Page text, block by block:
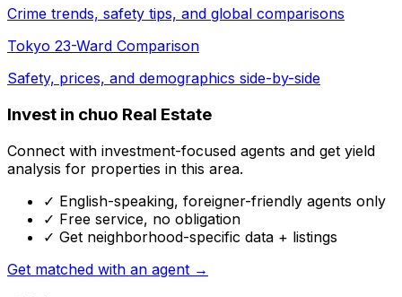
Crime trends, safety tips, and global comparisons
Tokyo 23-Ward Comparison
Safety, prices, and demographics side-by-side
Invest in chuo Real Estate
Connect with investment-focused agents and get yield
analysis for properties in this area.
✓ English-speaking, foreigner-friendly agents only
✓ Free service, no obligation
✓ Get neighborhood-specific data + listings
Get matched with an agent →